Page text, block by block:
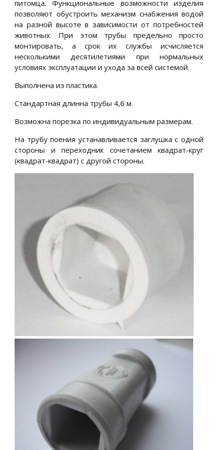
питомца. Функциональные возможности изделия
позволяют обустроить механизм снабжения водой
на разной высоте в зависимости от потребностей
животных. При этом трубы предельно просто
монтировать, а срок их службы исчисляется
несколькими десятилетиями при нормальных
условиях эксплуатации и ухода за всей системой.
Выполнена из пластика.
Стандартная длинна трубы 4,6 м.
Возможна порезка по индивидуальным размерам.
На трубу поения устанавливается заглушка с одной
стороны и переходник сочетанием квадрат-круг
(квадрат-квадрат) с другой стороны.